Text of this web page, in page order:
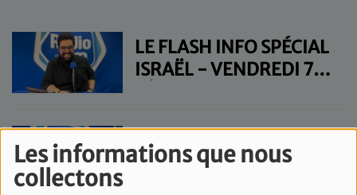
Les informations que nous
collectons
LE FLASH INFO SPÉCIAL
ISRAËL - VENDREDI 7
LE FLASH INFO SPÉCIAL
ISRAËL - VENDREDI 31